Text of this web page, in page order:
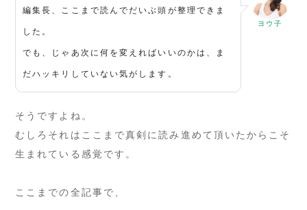
編集長、ここまで読んでだいぶ頭が整理できま
した。
でも、じゃあ次に何を変えればいいのかは、ま
だハッキリしていない気がします。
ヨウ子
そうですよね。
むしろそれはここまで真剣に読み進めて頂いたからこそ
生まれている感覚です。
ここまでの全記事で、